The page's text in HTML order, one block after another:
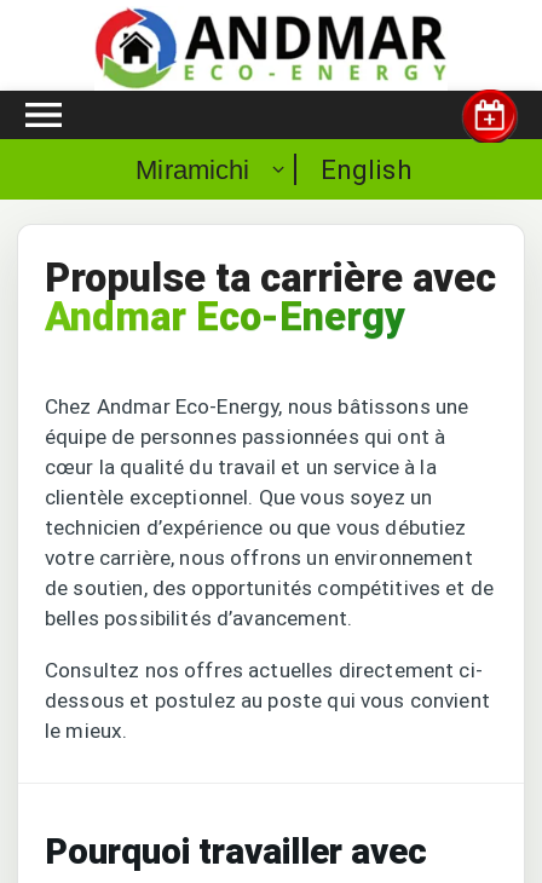
Miramichi English
Propulse ta carrière avec
Andmar Eco-Energy
Chez Andmar Eco-Energy, nous bâtissons une
équipe de personnes passionnées qui ont à
cœur la qualité du travail et un service à la
clientèle exceptionnel. Que vous soyez un
technicien d’expérience ou que vous débutiez
votre carrière, nous offrons un environnement
de soutien, des opportunités compétitives et de
belles possibilités d’avancement.
Consultez nos offres actuelles directement ci-
dessous et postulez au poste qui vous convient
le mieux.
Pourquoi travailler avec